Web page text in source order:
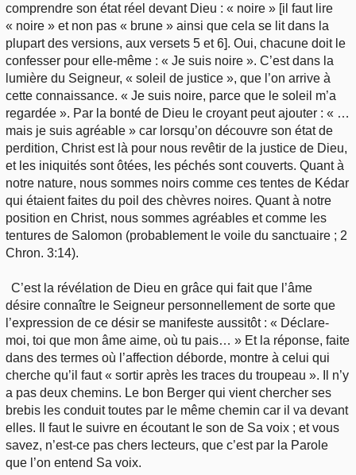
comprendre son état réel devant Dieu : « noire » [il faut lire
« noire » et non pas « brune » ainsi que cela se lit dans la
plupart des versions, aux versets 5 et 6]. Oui, chacune doit le
confesser pour elle-même : « Je suis noire ». C’est dans la
lumière du Seigneur, « soleil de justice », que l’on arrive à
cette connaissance. « Je suis noire, parce que le soleil m’a
regardée ». Par la bonté de Dieu le croyant peut ajouter : « …
mais je suis agréable » car lorsqu’on découvre son état de
perdition, Christ est là pour nous revêtir de la justice de Dieu,
et les iniquités sont ôtées, les péchés sont couverts. Quant à
notre nature, nous sommes noirs comme ces tentes de Kédar
qui étaient faites du poil des chèvres noires. Quant à notre
position en Christ, nous sommes agréables et comme les
tentures de Salomon (probablement le voile du sanctuaire ; 2
Chron. 3:14).
C’est la révélation de Dieu en grâce qui fait que l’âme
désire connaître le Seigneur personnellement de sorte que
l’expression de ce désir se manifeste aussitôt : « Déclare-
moi, toi que mon âme aime, où tu pais… » Et la réponse, faite
dans des termes où l’affection déborde, montre à celui qui
cherche qu’il faut « sortir après les traces du troupeau ». Il n’y
a pas deux chemins. Le bon Berger qui vient chercher ses
brebis les conduit toutes par le même chemin car il va devant
elles. Il faut le suivre en écoutant le son de Sa voix ; et vous
savez, n’est-ce pas chers lecteurs, que c’est par la Parole
que l’on entend Sa voix.